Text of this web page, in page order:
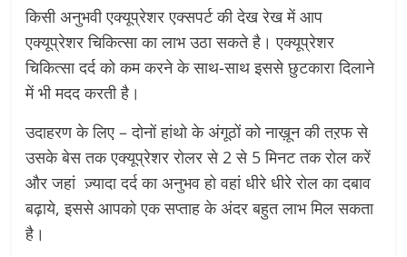
किसी अनुभवी एक्यूप्रेशर एक्सपर्ट की देख रेख में आप
एक्यूप्रेशर चिकित्सा का लाभ उठा सकते है। एक्यूप्रेशर
चिकित्सा दर्द को कम करने के साथ-साथ इससे छुटकारा दिलाने
में भी मदद करती है।
उदाहरण के लिए – दोनों हांथो के अंगूठों को नाख़ून की तऱफ से
उसके बेस तक एक्यूप्रेशर रोलर से 2 से 5 मिनट तक रोल करें
और जहां ज़्यादा दर्द का अनुभव हो वहां धीरे धीरे रोल का दबाव
बढ़ाये, इससे आपको एक सप्ताह के अंदर बहुत लाभ मिल सकता
है।